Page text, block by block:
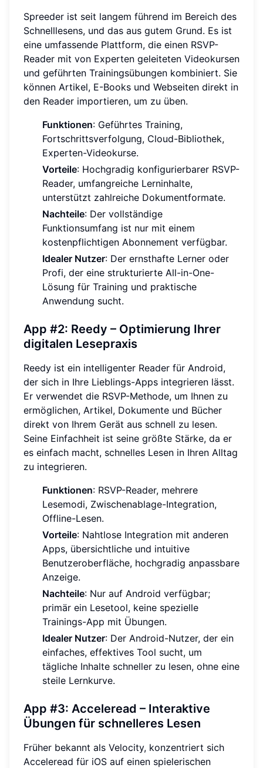
Spreeder ist seit langem führend im Bereich des
Schnelllesens, und das aus gutem Grund. Es ist
eine umfassende Plattform, die einen RSVP-
Reader mit von Experten geleiteten Videokursen
und geführten Trainingsübungen kombiniert. Sie
können Artikel, E-Books und Webseiten direkt in
den Reader importieren, um zu üben.
Funktionen: Geführtes Training,
Fortschrittsverfolgung, Cloud-Bibliothek,
Experten-Videokurse.
Vorteile: Hochgradig konfigurierbarer RSVP-
Reader, umfangreiche Lerninhalte,
unterstützt zahlreiche Dokumentformate.
Nachteile: Der vollständige
Funktionsumfang ist nur mit einem
kostenpflichtigen Abonnement verfügbar.
Idealer Nutzer: Der ernsthafte Lerner oder
Profi, der eine strukturierte All-in-One-
Lösung für Training und praktische
Anwendung sucht.
App #2: Reedy – Optimierung Ihrer
digitalen Lesepraxis
Reedy ist ein intelligenter Reader für Android,
der sich in Ihre Lieblings-Apps integrieren lässt.
Er verwendet die RSVP-Methode, um Ihnen zu
ermöglichen, Artikel, Dokumente und Bücher
direkt von Ihrem Gerät aus schnell zu lesen.
Seine Einfachheit ist seine größte Stärke, da er
es einfach macht, schnelles Lesen in Ihren Alltag
zu integrieren.
Funktionen: RSVP-Reader, mehrere
Lesemodi, Zwischenablage-Integration,
Offline-Lesen.
Vorteile: Nahtlose Integration mit anderen
Apps, übersichtliche und intuitive
Benutzeroberfläche, hochgradig anpassbare
Anzeige.
Nachteile: Nur auf Android verfügbar;
primär ein Lesetool, keine spezielle
Trainings-App mit Übungen.
Idealer Nutzer: Der Android-Nutzer, der ein
einfaches, effektives Tool sucht, um
tägliche Inhalte schneller zu lesen, ohne eine
steile Lernkurve.
App #3: Acceleread – Interaktive
Übungen für schnelleres Lesen
Früher bekannt als Velocity, konzentriert sich
Acceleread für iOS auf einen spielerischen